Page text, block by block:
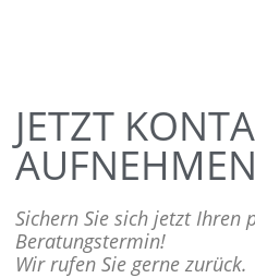
JETZT
AUFNEHMEN
Sichern Sie sich jetzt Ihren
Beratungstermin!
Wir rufen Sie gerne zurück.